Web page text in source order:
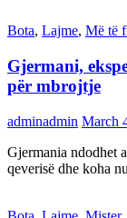
Bota, Lajme, Më të
Gjermani,
për mbrojtje
adminadmin March
Gjermania ndodhet
qeverisë dhe koha